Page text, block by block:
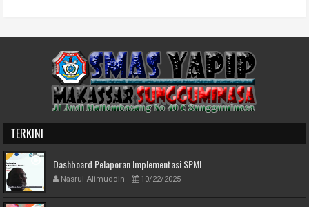
TERKINI
Dashboard Pelaporan Implementasi SPMI
Nasrul Alimuddin 10/22/2025